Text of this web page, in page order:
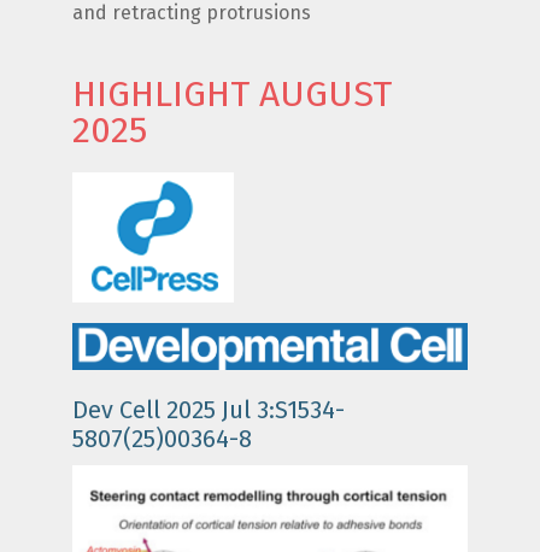
and retracting protrusions
HIGHLIGHT AUGUST
2025
Dev Cell 2025 Jul 3:S1534-
5807(25)00364-8